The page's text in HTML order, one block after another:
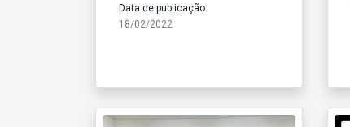
Data de publicação:
18/02/2022